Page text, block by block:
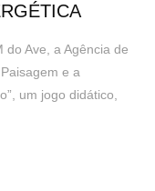
do Ave, a Agência de
e a
um jogo didático,